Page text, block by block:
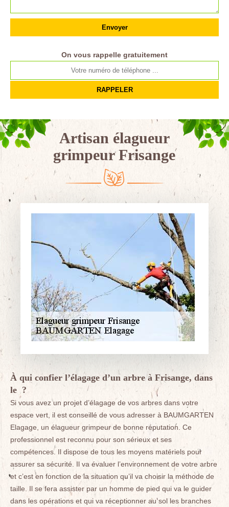
On vous rappelle gratuitement
Artisan élagueur
grimpeur Frisange
À qui confier l’élagage d’un arbre à Frisange, dans
le ?
Si vous avez un projet d’élagage de vos arbres dans votre
espace vert, il est conseillé de vous adresser à BAUMGARTEN
Elagage, un élagueur grimpeur de bonne réputation. Ce
professionnel est reconnu pour son sérieux et ses
compétences. Il dispose de tous les moyens matériels pour
assurer sa sécurité. Il va évaluer l’environnement de votre arbre
et c’est en fonction de la situation qu’il va choisir la méthode de
taille. Il se fera assister par un homme de pied qui va le guider
dans les opérations et qui va réceptionner au sol les branches